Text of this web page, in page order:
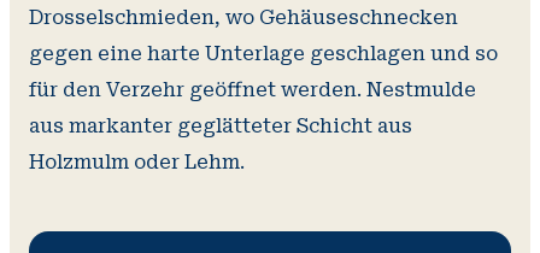
Drosselschmieden, wo Gehäuseschnecken
gegen eine harte Unterlage geschlagen und so
für den Verzehr geöffnet werden. Nestmulde
aus markanter geglätteter Schicht aus
Holzmulm oder Lehm.